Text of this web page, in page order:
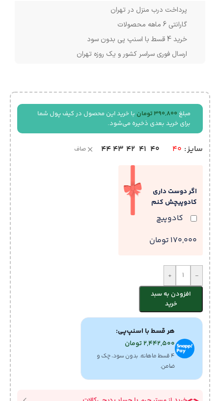
پرداخت درب منزل در تهران
گارانتی 6 ماهه محصولات
خرید 4 قسط با اسنپ پی بدون سود
ارسال فوری سراسر کشور و یک روزه تهران
مبلغ 390,800 تومان با خرید این محصول در کیف پول شما
برای خرید بعدی ذخیره می‌شود.
سایز 40
40
41
42
43
44 صاف
اگر دوست داری
کادوپیچش کنم
کادوپیچ
170,000 تومان
-
+
افزودن به سبد
خرید
هر قسط با اسنپ‌پی:
2,442,500تومان
۴ قسط ماهانه. بدون سود، چک و
ضامن.